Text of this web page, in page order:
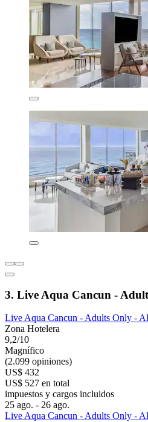
3. Live Aqua Cancun -
Live Aqua Cancun - Adults Only -
Zona Hotelera
9,2/10
Magnífico
(2.099 opiniones)
US$ 432
US$ 527 en total
impuestos y cargos incluidos
25 ago. - 26 ago.
Live Aqua Cancun - Adults Only -